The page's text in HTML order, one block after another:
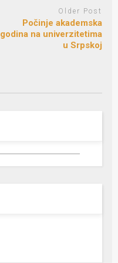
Older Post
Počinje akademska
godina na univerzitetima
u Srpskoj